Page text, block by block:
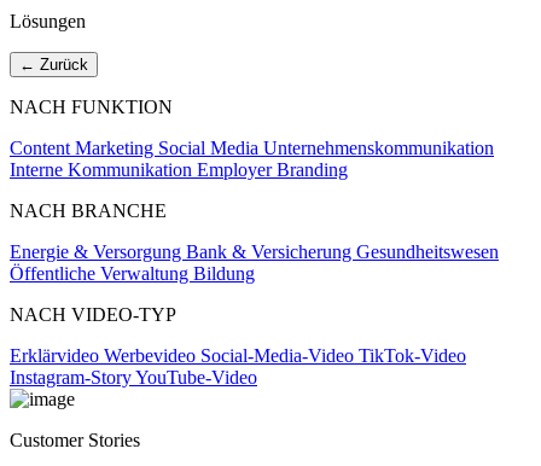
Lösungen
← Zurück
NACH FUNKTION
Content Marketing Social Media Unternehmenskommunikation
Interne Kommunikation Employer Branding
NACH BRANCHE
Energie & Versorgung Bank & Versicherung Gesundheitswesen
Öffentliche Verwaltung Bildung
NACH VIDEO-TYP
Erklärvideo Werbevideo Social-Media-Video TikTok-Video
Instagram-StoryYouTube-Video
Customer Stories